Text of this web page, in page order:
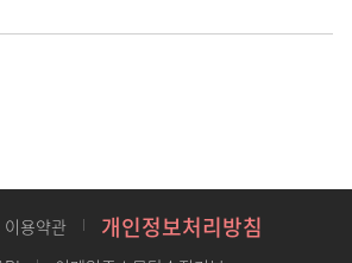
이용약관 개인정보처리방침